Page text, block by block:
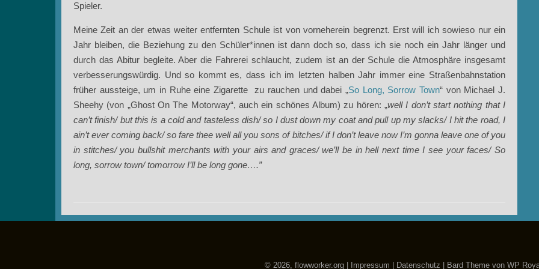
Spieler.
Meine Zeit an der etwas weiter entfernten Schule ist von vorneherein begrenzt. Erst will ich sowieso nur ein
Jahr bleiben, die Beziehung zu den Schüler*innen ist dann doch so, dass ich sie noch ein Jahr länger und
durch das Abitur begleite. Aber die Fahrerei schlaucht, zudem ist an der Schule die Atmosphäre insgesamt
verbesserungswürdig. Und so kommt es, dass ich im letzten halben Jahr immer eine Straßenbahnstation
früher aussteige, um in Ruhe eine Zigarette zu rauchen und dabei „So Long, Sorrow Town“ von Michael J.
Sheehy (von „Ghost On The Motorway“, auch ein schönes Album) zu hören: „well I don’t start nothing that I
can’t finish/ but this is a cold and tasteless dish/ so I dust down my coat and pull up my slacks/ I hit the road, I
ain’t ever coming back/ so fare thee well all you sons of bitches/ if I don’t leave now I’m gonna leave one of you
in stitches/ you bullshit merchants with your airs and graces/ we’ll be in hell next time I see your faces/ So
long, sorrow town/ tomorrow I’ll be long gone….”
© 2026, flowworker.org | Impressum Datenschutz Bard Theme von WP